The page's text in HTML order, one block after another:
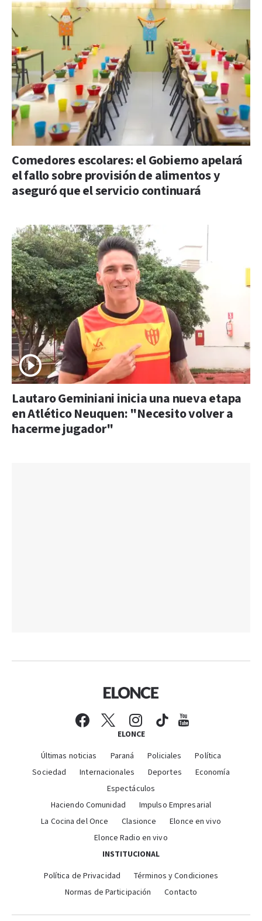
Comedores escolares: el Gobierno apelará
el fallo sobre provisión de alimentos y
aseguró que el servicio continuará
Lautaro Geminiani inicia una nueva etapa
en Atlético Neuquen: "Necesito volver a
hacerme jugador"
ELONCE
Últimas noticias Paraná Policiales
Política
Sociedad
Internacionales Deportes
Economía
Espectáculos
Haciendo Comunidad
Impulso Empresarial
La Cocina del Once
Clasionce
Elonce en vivo
Elonce Radio en vivo
INSTITUCIONAL
Política de Privacidad
Términos y Condiciones
Normas de Participación
Contacto